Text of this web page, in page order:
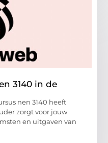
3140 in de
nen 3140 heeft
zorgt voor jouw
en uitgaven van